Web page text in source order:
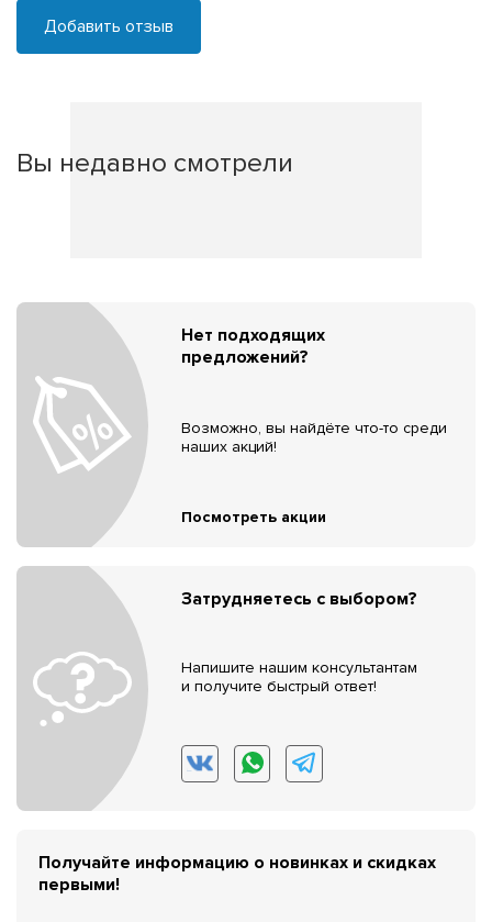
Добавить отзыв
Вы недавно смотрели
Нет подходящих
предложений?
Возможно, вы найдёте что-то среди
наших акций!
Посмотреть акции
Затрудняетесь с выбором?
Напишите нашим консультантам
и получите быстрый ответ!
Получайте информацию о новинках и скидках
первыми!